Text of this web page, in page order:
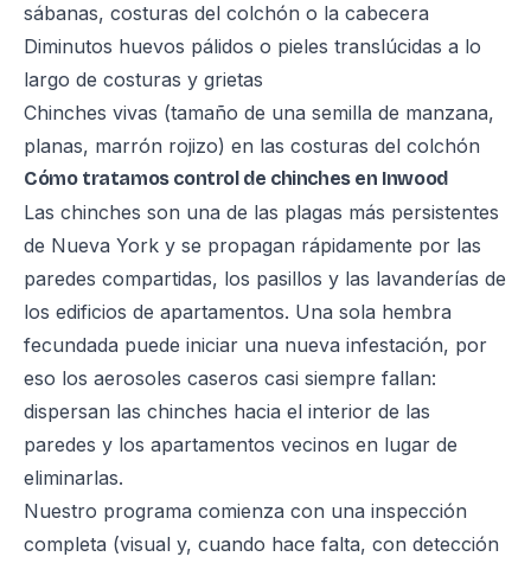
sábanas, costuras del colchón o la cabecera
Diminutos huevos pálidos o pieles translúcidas a lo
largo de costuras y grietas
Chinches vivas (tamaño de una semilla de manzana,
planas, marrón rojizo) en las costuras del colchón
Cómo tratamos control de chinches en Inwood
Las chinches son una de las plagas más persistentes
de Nueva York y se propagan rápidamente por las
paredes compartidas, los pasillos y las lavanderías de
los edificios de apartamentos. Una sola hembra
fecundada puede iniciar una nueva infestación, por
eso los aerosoles caseros casi siempre fallan:
dispersan las chinches hacia el interior de las
paredes y los apartamentos vecinos en lugar de
eliminarlas.
Nuestro programa comienza con una inspección
completa (visual y, cuando hace falta, con detección